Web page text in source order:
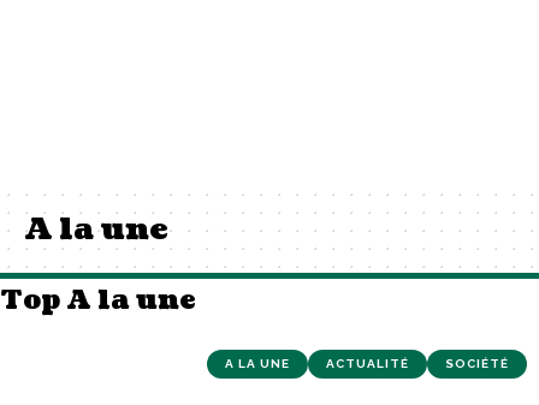
A la une
Top A la une
A LA UNE ACTUALITÉ SOCIÉTÉ